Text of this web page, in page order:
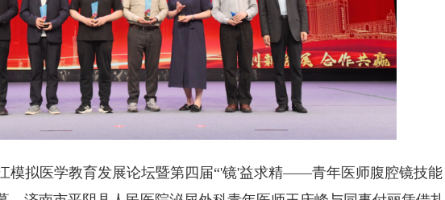
模拟医学教育发展论坛暨第四届“'镜'益求精——青年医师腹腔镜技能